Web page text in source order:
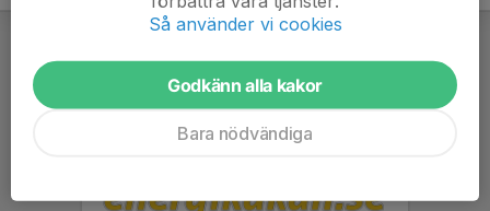
Så använder vi cookies
Godkänn alla kakor
Bara nödvändiga